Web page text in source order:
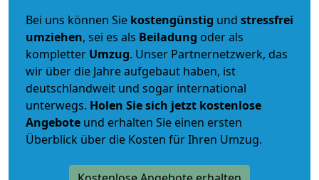
Bei uns können Sie kostengünstig und stressfrei
umziehen, sei es als Beiladung oder als
kompletter Umzug. Unser Partnernetzwerk, das
wir über die Jahre aufgebaut haben, ist
deutschlandweit und sogar international
unterwegs. Holen Sie sich jetzt kostenlose
Angebote und erhalten Sie einen ersten
Überblick über die Kosten für Ihren Umzug.